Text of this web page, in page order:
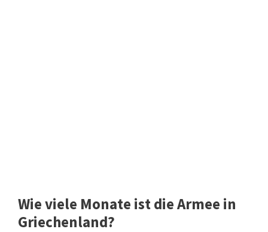
Wie viele Monate ist die Armee in
Griechenland?